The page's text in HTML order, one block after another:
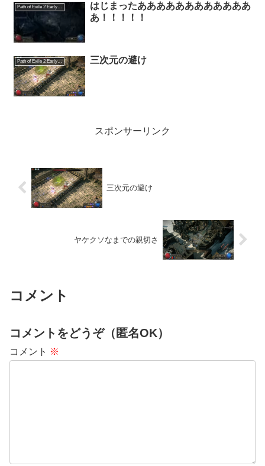
Path of Exile 2 Early Access
はじまったああああああああああああ
あ！！！！！
Path of Exile 2 Early Access 三次元の避け
スポンサーリンク
三次元の避け
ヤケクソなまでの親切さ
コメント
コメントをどうぞ（匿名OK）
コメント ※